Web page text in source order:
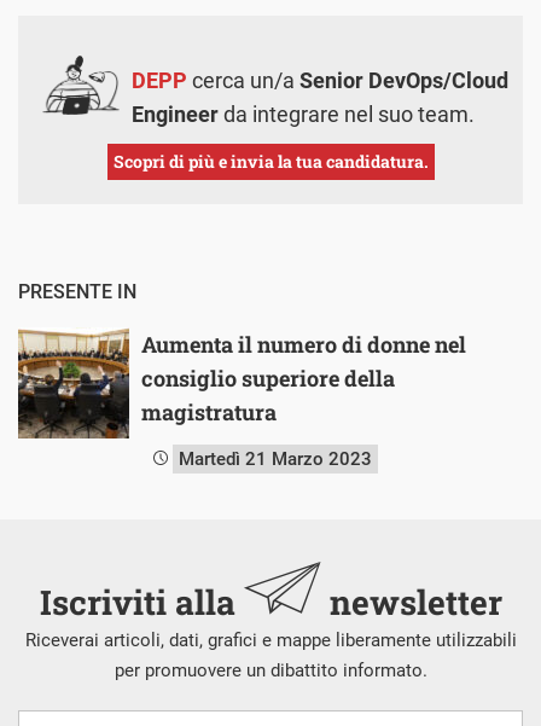
DEPP cerca un/a Senior DevOps/Cloud
Engineerda integrare nel suo team.
Scopri di più e invia la tua candidatura.
PRESENTE IN
Aumenta il numero di donne nel
consiglio superiore della
magistratura
Martedì 21 Marzo 2023
Iscriviti alla newsletter
Riceverai articoli, dati, grafici e mappe liberamente utilizzabili
per promuovere un dibattito informato.